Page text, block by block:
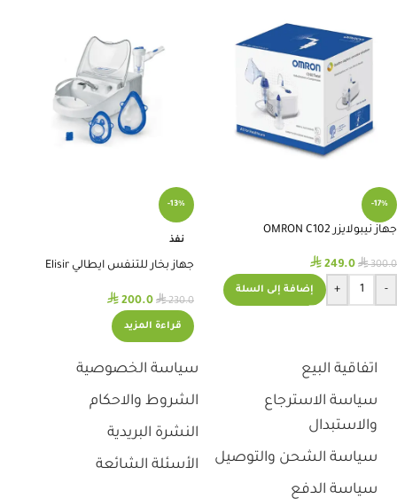
-17%
جهاز نيبولايزر OMRON C102
⃁300.0
⃁ 249.0
-
+ إضافة إلى السلة
-13%
نفذ
جهاز بخار للتنفس ايطالي Elisir
⃁230.0
⃁ 200.0
قراءة المزيد
اتفاقية البيع
سياسة الاسترجاع
والاستبدال
سياسة الشحن والتوصيل
سياسة الدفع
سياسة الخصوصية
الشروط والاحكام
النشرة البريدية
الأسئلة الشائعة